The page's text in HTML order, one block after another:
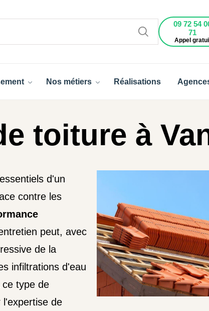
09 72 54
71
Appel
Nos métiers Réalisations
toiture à
d'un
contre les
peut, avec
de la
infiltrations d'eau
type de
l'expertise de